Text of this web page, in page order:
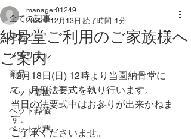
全ての記事
足あと
メモリアル
商品
ペット霊園
ペット葬儀
ペット火葬
納骨堂ご利用のご家族様へ
ご案内
manager01249
2022年12月13日 読了時間: 1分
12月18日(日) 12時より当園納骨堂に
て、月例法要式を執り行います。
当日の法要式中はお参りが出来かねま
す。
ご了承くださいませ。